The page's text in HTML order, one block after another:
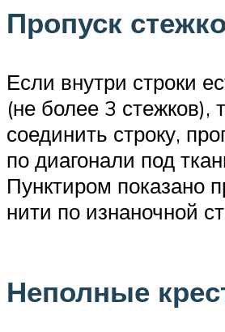
Пропуск
Если внутри строки
(не более 3 стежков),
соединить строку,
по диагонали под
Пунктиром показано
нити по изнаночной
Неполные